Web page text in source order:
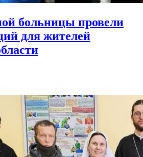
больницы провели
для жителей